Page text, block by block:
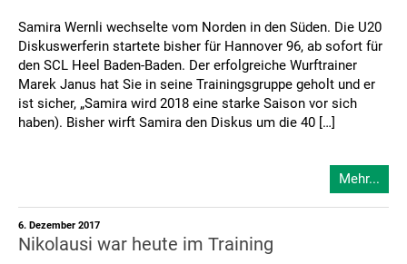
Samira Wernli wechselte vom Norden in den Süden. Die U20
Diskuswerferin startete bisher für Hannover 96, ab sofort für
den SCL Heel Baden-Baden. Der erfolgreiche Wurftrainer
Marek Janus hat Sie in seine Trainingsgruppe geholt und er
ist sicher, „Samira wird 2018 eine starke Saison vor sich
haben). Bisher wirft Samira den Diskus um die 40 […]
Mehr...
6. Dezember 2017
Nikolausi war heute im Training